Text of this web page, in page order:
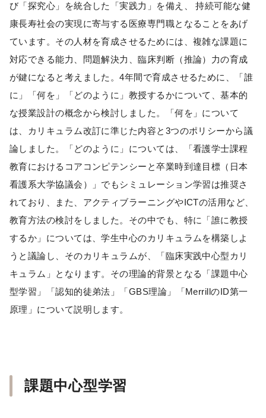
び「探究心」を統合した「実践力」を備え、 持続可能な健
康長寿社会の実現に寄与する医療専門職となることをあげ
ています。その人材を育成させるためには、複雑な課題に
対応できる能力、問題解決力、臨床判断（推論）力の育成
が鍵になると考えました。4年間で育成させるために、「誰
に」「何を」「どのように」教授するかについて、基本的
な授業設計の概念から検討しました。「何を」について
は、カリキュラム改訂に準じた内容と3つのポリシーから議
論しました。「どのように」については、「看護学士課程
教育におけるコアコンピテンシーと卒業時到達目標（日本
看護系大学協議会）」でもシミュレーション学習は推奨さ
れており、また、アクティブラーニングやICTの活用など、
教育方法の検討をしました。その中でも、特に「誰に教授
するか」については、学生中心のカリキュラムを構築しよ
うと議論し、そのカリキュラムが、「臨床実践中心型カリ
キュラム」となります。その理論的背景となる「課題中心
型学習」「認知的徒弟法」「GBS理論」「MerrillのID第一
原理」について説明します。
課題中心型学習